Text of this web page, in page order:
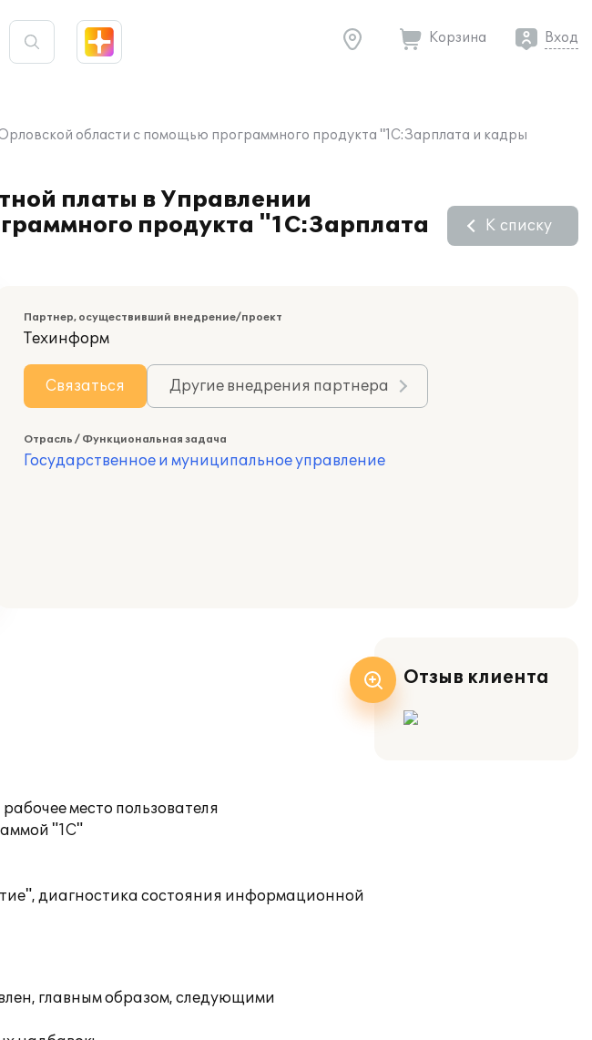
Корзина Вход
области с помощью программного продукта "1С:Зарплата и кадры
платы в Управлении
продукта "1С:Зарплата
К списку
Партнер, осуществивший внедрение/проект
Техинформ
Связаться Другие внедрения партнера
Отрасль / Функциональная задача
Государственное и муниципальное управление
место пользователя
"1С"
диагностика состояния информационной
главным образом, следующими
Отзыв клиента